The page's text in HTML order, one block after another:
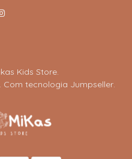
Kids Store.
Com tecnologia Jumpseller.